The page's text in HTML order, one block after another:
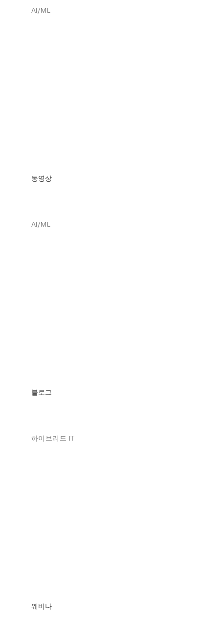
AI/ML
동영상
AI/ML
블로그
하이브리드 IT
웨비나